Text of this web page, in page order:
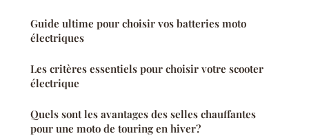
Guide ultime pour choisir vos batteries moto
électriques
Les critères essentiels pour choisir votre scooter
électrique
Quels sont les avantages des selles chauffantes
pour une moto de touring en hiver?